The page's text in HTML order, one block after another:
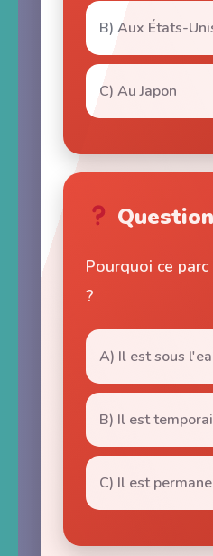
B) Aux États-
C) Au Japon
Pourquoi ce
?
A) Il est sous
B) Il est
C) Il est